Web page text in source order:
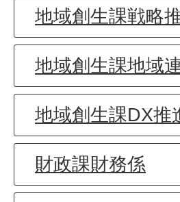
地域創生課戦略
地域創生課地域
地域創生課DX推
財政課財務係